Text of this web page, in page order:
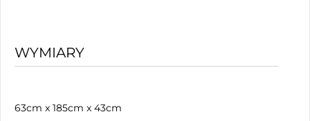
WYMIARY
63cm x 185cm x 43cm